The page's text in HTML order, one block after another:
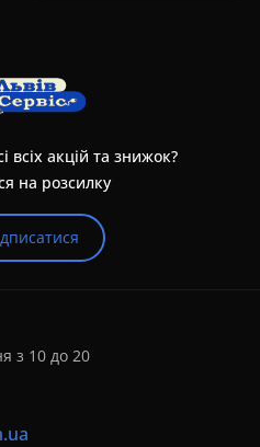
всіх акцій та знижок?
на розсилку
з 10 до 20